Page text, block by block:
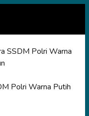
SSDM Polri Warna